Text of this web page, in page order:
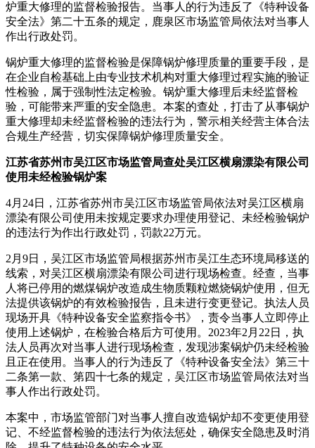
炉重大修理的监督检验报告。当事人的行为违反了《特种设备
安全法》第二十五条的规定，鹿泉区市场监管局依法对当事人
作出行政处罚。
锅炉重大修理的监督检验是保障锅炉修理质量的重要手段，是
在企业自检基础上由专业技术机构对重大修理过程实施的验证
性检验，属于强制性法定检验。锅炉重大修理后未经监督检
验，可能带来严重的安全隐患。本案的查处，打击了从事锅炉
重大修理却未经监督检验的违法行为，警示相关经营主体合法
合规生产经营，切实保障锅炉修理质量安全。
江苏省苏州市吴江区市场监管局查处吴江区横扇漂染有限公司
使用未经检验锅炉案
4月24日，江苏省苏州市吴江区市场监管局依法对吴江区横扇
漂染有限公司使用未按规定要求办理使用登记、未经检验锅炉
的违法行为作出行政处罚，罚款22万元。
2月9日，吴江区市场监管局根据苏州市吴江生态环境局移送的
线索，对吴江区横扇漂染有限公司进行现场检查。经查，当事
人将已停用的燃煤锅炉改造成生物质颗粒燃烧锅炉使用，但无
法提供该锅炉的有效检验报告，且未进行变更登记。执法人员
现场开具《特种设备安全监察指令书》，责令当事人立即停止
使用上述锅炉，在检验合格后方可使用。2023年2月22日，执
法人员再次对当事人进行现场检查，发现涉案锅炉仍未经检验
且正在使用。当事人的行为违反了《特种设备安全法》第三十
二条第一款、第四十七条的规定，吴江区市场监管局依法对当
事人作出行政处罚。
本案中，市场监管部门对当事人擅自改造锅炉却不变更使用登
记、不经监督检验的违法行为依法惩处，确保安全隐患及时消